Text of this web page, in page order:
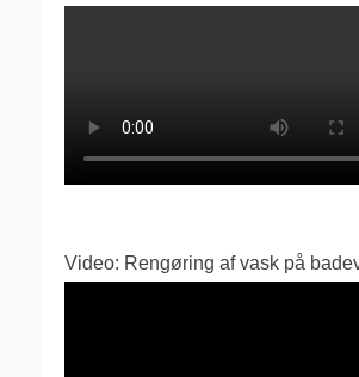
Video: Rengøring af vask på